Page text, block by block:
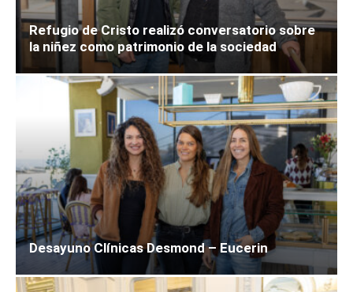
Refugio de Cristo realizó conversatorio sobre
la niñez como patrimonio de la sociedad
Desayuno Clínicas Desmond – Eucerin